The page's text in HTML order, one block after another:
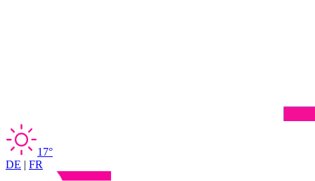
17°
DE | FR